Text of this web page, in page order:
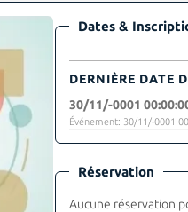
Dates &
DERNIÈRE DATE
30/11/-0001
Événement: 30/11/-0001
Réservation
Aucune réservation